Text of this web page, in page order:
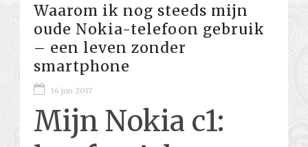
Waarom ik nog steeds mijn
oude Nokia-telefoon gebruik
– een leven zonder
smartphone
16 jun 2017
Mijn Nokia c1: